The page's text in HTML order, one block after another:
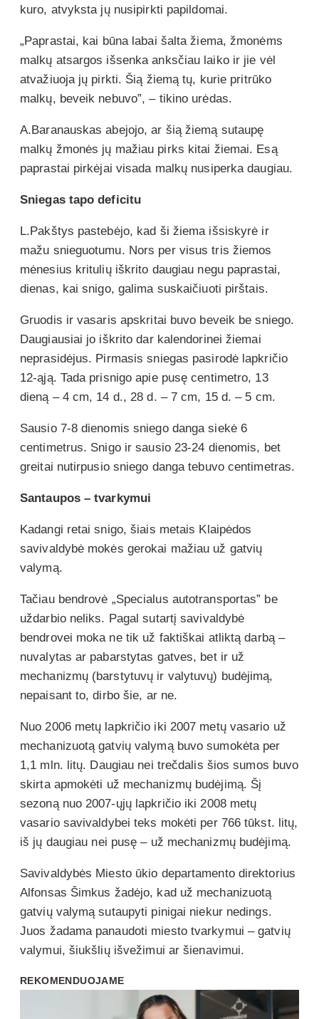
kuro, atvyksta jų nusipirkti papildomai.
„Paprastai, kai būna labai šalta žiema, žmonėms
malkų atsargos išsenka anksčiau laiko ir jie vėl
atvažiuoja jų pirkti. Šią žiemą tų, kurie pritrūko
malkų, beveik nebuvo”, – tikino urėdas.
A.Baranauskas abejojo, ar šią žiemą sutaupę
malkų žmonės jų mažiau pirks kitai žiemai. Esą
paprastai pirkėjai visada malkų nusiperka daugiau.
Sniegas tapo deficitu
L.Pakštys pastebėjo, kad ši žiema išsiskyrė ir
mažu snieguotumu. Nors per visus tris žiemos
mėnesius kritulių iškrito daugiau negu paprastai,
dienas, kai snigo, galima suskaičiuoti pirštais.
Gruodis ir vasaris apskritai buvo beveik be sniego.
Daugiausiai jo iškrito dar kalendorinei žiemai
neprasidėjus. Pirmasis sniegas pasirodė lapkričio
12-ąją. Tada prisnigo apie pusę centimetro, 13
dieną – 4 cm, 14 d., 28 d. – 7 cm, 15 d. – 5 cm.
Sausio 7-8 dienomis sniego danga siekė 6
centimetrus. Snigo ir sausio 23-24 dienomis, bet
greitai nutirpusio sniego danga tebuvo centimetras.
Santaupos – tvarkymui
Kadangi retai snigo, šiais metais Klaipėdos
savivaldybė mokės gerokai mažiau už gatvių
valymą.
Tačiau bendrovė „Specialus autotransportas” be
uždarbio neliks. Pagal sutartį savivaldybė
bendrovei moka ne tik už faktiškai atliktą darbą –
nuvalytas ar pabarstytas gatves, bet ir už
mechanizmų (barstytuvų ir valytuvų) budėjimą,
nepaisant to, dirbo šie, ar ne.
Nuo 2006 metų lapkričio iki 2007 metų vasario už
mechanizuotą gatvių valymą buvo sumokėta per
1,1 mln. litų. Daugiau nei trečdalis šios sumos buvo
skirta apmokėti už mechanizmų budėjimą. Šį
sezoną nuo 2007-ųjų lapkričio iki 2008 metų
vasario savivaldybei teks mokėti per 766 tūkst. litų,
iš jų daugiau nei pusę – už mechanizmų budėjimą.
Savivaldybės Miesto ūkio departamento direktorius
Alfonsas Šimkus žadėjo, kad už mechanizuotą
gatvių valymą sutaupyti pinigai niekur nedings.
Juos žadama panaudoti miesto tvarkymui – gatvių
valymui, šiukšlių išvežimui ar šienavimui.
REKOMENDUOJAME